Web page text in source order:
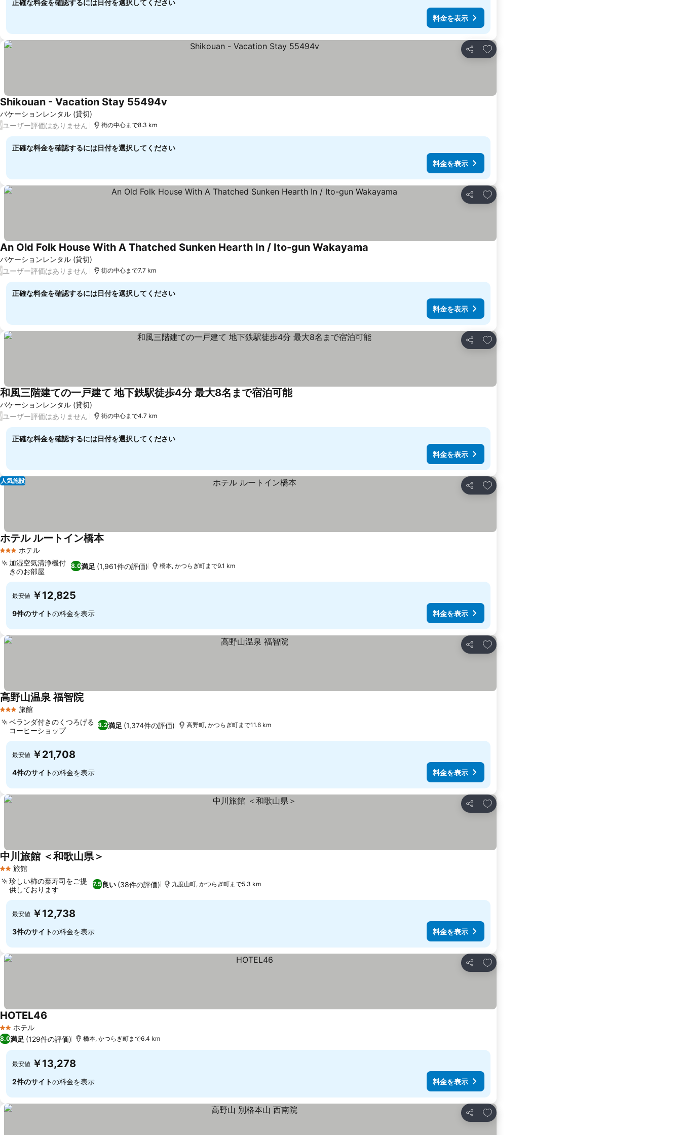
正確な料金を確認するには日付を選択してください
料金を表示
シェア
お気に入りに追加
バケーションレンタル (貸切)
Shikouan - Vacation Stay 55494v
/ユーザー評価はありません 街の中心まで8.3 km
正確な料金を確認するには日付を選択してください
料金を表示
シェア
お気に入りに追加
バケーションレンタル (貸切)
An Old Folk House With A Thatched Sunken Hearth In / Ito-gun Wakayama
/ユーザー評価はありません 街の中心まで7.7 km
正確な料金を確認するには日付を選択してください
料金を表示
シェア
お気に入りに追加
バケーションレンタル (貸切)
和風三階建ての一戸建て 地下鉄駅徒歩4分 最大8名まで宿泊可能
/ユーザー評価はありません 街の中心まで4.7 km
正確な料金を確認するには日付を選択してください
料金を表示
シェア
お気に入りに追加
人気施設
3 ホテルのランク
ホテル
ホテル ルートイン橋本
8.0満足 (1,961件の評価)
加湿空気清浄機付
きのお部屋
橋本, かつらぎ町まで9.1 km
最安値 ￥12,825
9件のサイトの料金を表示 料金を表示
シェア
お気に入りに追加
3 ホテルのランク
旅館
高野山温泉 福智院
8.2満足 (1,374件の評価)
ベランダ付きのくつろげる
コーヒーショップ
高野町, かつらぎ町まで11.6 km
最安値 ￥21,708
4件のサイトの料金を表示 料金を表示
シェア
お気に入りに追加
2 ホテルのランク
旅館
中川旅館 ＜和歌山県＞
7.5良い (38件の評価)
珍しい柿の葉寿司をご提
供しております
九度山町, かつらぎ町まで5.3 km
最安値 ￥12,738
3件のサイトの料金を表示 料金を表示
シェア
お気に入りに追加
2 ホテルのランク
ホテル
HOTEL46
8.0満足 (129件の評価) 橋本, かつらぎ町まで6.4 km
最安値 ￥13,278
2件のサイトの料金を表示 料金を表示
シェア
お気に入りに追加